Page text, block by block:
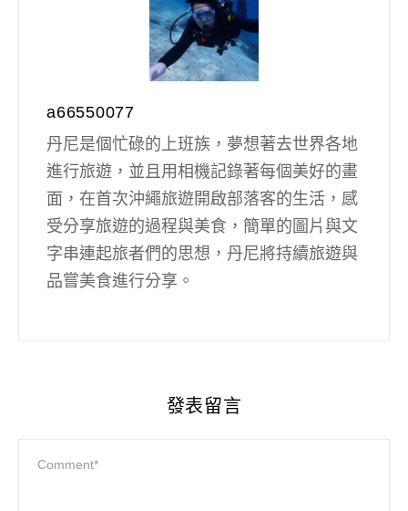
a66550077
丹尼是個忙碌的上班族，夢想著去世界各地
進行旅遊，並且用相機記錄著每個美好的畫
面，在首次沖繩旅遊開啟部落客的生活，感
受分享旅遊的過程與美食，簡單的圖片與文
字串連起旅者們的思想，丹尼將持續旅遊與
品嘗美食進行分享。
發表留言